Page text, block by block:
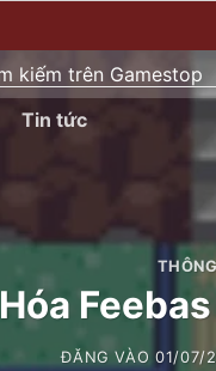
Tin tức
ĐĂNG VÀO01/07/